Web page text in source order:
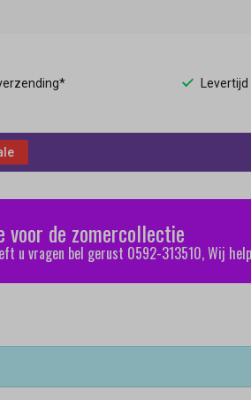
voor de zomercollectie
u vragen bel gerust 0592-313510, Wij